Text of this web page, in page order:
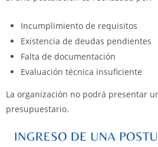
Incumplimiento de requisitos
Existencia de deudas pendientes
Falta de documentación
Evaluación técnica insuficiente
La organización no podrá presentar
presupuestario.